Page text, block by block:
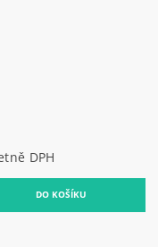
Kč včetně DPH